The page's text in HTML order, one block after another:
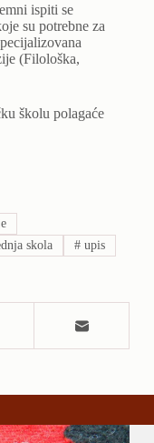
ispiti se
su potrebne za
(Filološka,
školu polagaće
skola # upis